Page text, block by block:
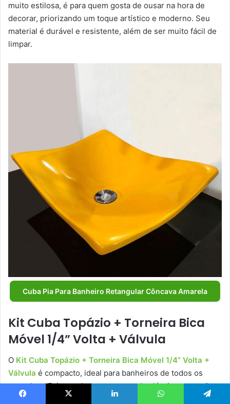
muito estilosa, é para quem gosta de ousar na hora de
decorar, priorizando um toque artístico e moderno. Seu
material é durável e resistente, além de ser muito fácil de
limpar.
Cuba Pia Para Banheiro Retangular Côncava Amarela
Kit Cuba Topázio + Torneira Bica
Móvel 1/4” Volta + Válvula
O Kit Cuba Topázio + Torneira Bica Móvel 1/4” Volta +
Válvula é compacto, ideal para banheiros de todos os
tamanhos. Feito em branco e cromado clássicos, esse item
tem um formato que traz modernidade e elegância ao